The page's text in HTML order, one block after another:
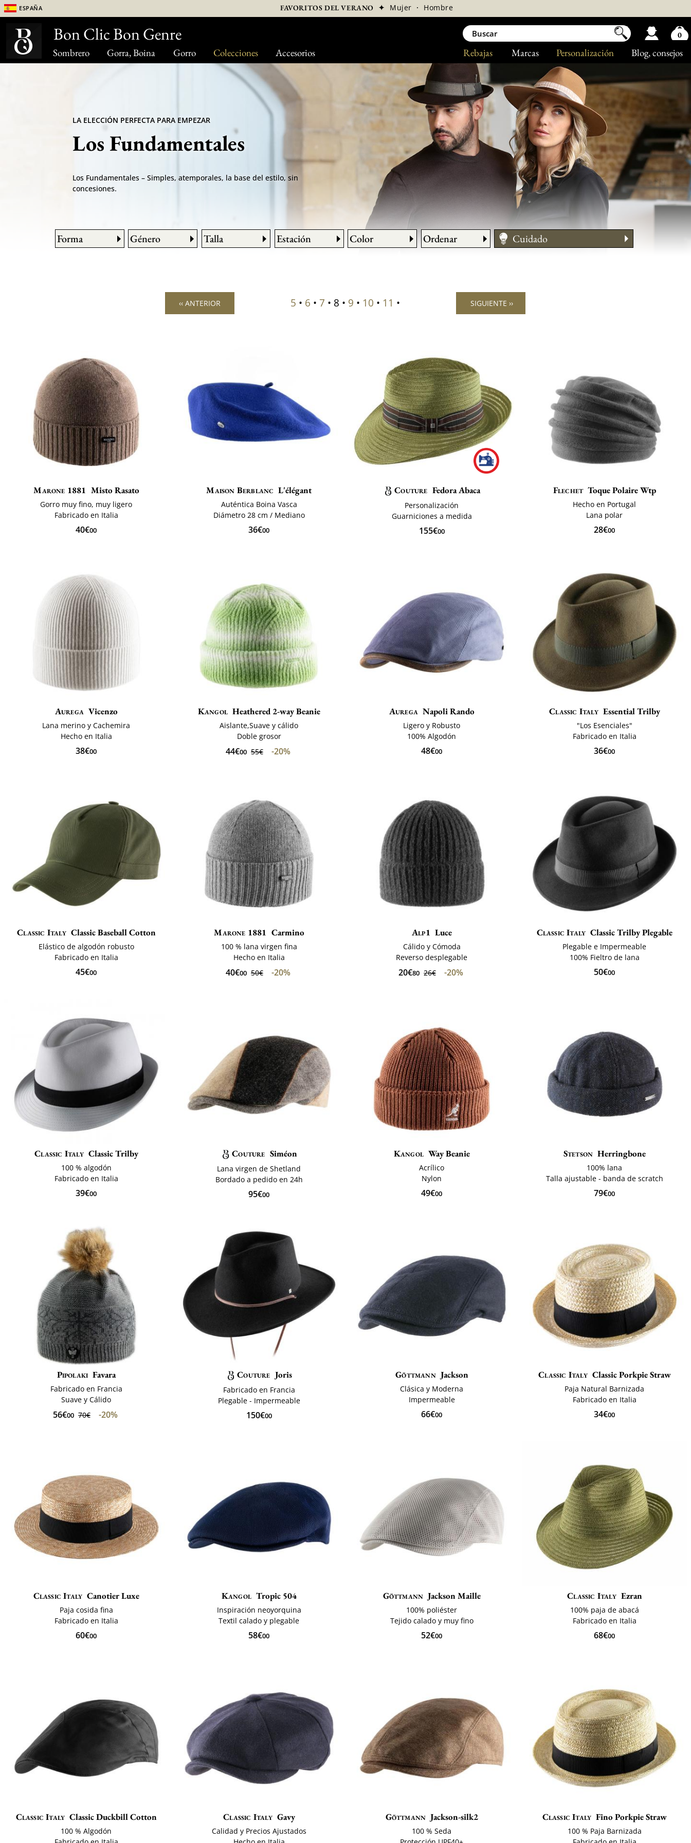
Sombrero Gorra, Boina Gorro Colecciones Accesorios Blog, consejos
Personalización
Marcas
Rebajas
España FAVORITOS DEL VERANO ✦ Mujer · Hombre
LA ELECCIÓN PERFECTA PARA EMPEZAR
Los Fundamentales
Los Fundamentales – Simples, atemporales, la base del estilo, sin
concesiones.
Forma Género Talla Estación Color Ordenar
Cuidado
Medir su talla
‹‹ ANTERIOR 5 • 6 • 7 • 8 • 9 • 10 • 11 • SIGUIENTE ››
Marone 1881 Misto Rasato
Gorro muy fino, muy ligero
Fabricado en Italia
40€00
Maison Berblanc L'élégant
Auténtica Boina Vasca
Diámetro 28 cm / Mediano
36€00
Couture Fedora Abaca
Personalización
Guarniciones a medida
155€00
Flechet Toque Polaire Wtp
Hecho en Portugal
Lana polar
28€00
Aurega Vicenzo
Lana merino y Cachemira
Hecho en Italia
38€00
Kangol Heathered 2-way Beanie
Aislante,Suave y cálido
Doble grosor
44€00 55€ -20%
Aurega Napoli Rando
Ligero y Robusto
100% Algodón
48€00
Classic Italy Essential Trilby
"Los Esenciales"
Fabricado en Italia
36€00
Classic Italy Classic Baseball Cotton
Elástico de algodón robusto
Fabricado en Italia
45€00
Marone 1881 Carmino
100 % lana virgen fina
Hecho en Italia
40€00 50€ -20%
Alp1 Luce
Cálido y Cómoda
Reverso desplegable
20€80 26€ -20%
Classic Italy Classic Trilby Plegable
Plegable e Impermeable
100% Fieltro de lana
50€00
Classic Italy Classic Trilby
100 % algodón
Fabricado en Italia
39€00
Couture Siméon
Lana virgen de Shetland
Bordado a pedido en 24h
95€00
Kangol Way Beanie
Acrílico
Nylon
49€00
Stetson Herringbone
100% lana
Talla ajustable - banda de scratch
79€00
Pipolaki Favara
Fabricado en Francia
Suave y Cálido
56€00 70€ -20%
Couture Joris
Fabricado en Francia
Plegable - Impermeable
150€00
Göttmann Jackson
Clásica y Moderna
Impermeable
66€00
Classic Italy Classic Porkpie Straw
Paja Natural Barnizada
Fabricado en Italia
34€00
Classic Italy Canotier Luxe
Paja cosida fina
Fabricado en Italia
60€00
Kangol Tropic 504
Inspiración neoyorquina
Textil calado y plegable
58€00
Göttmann Jackson Maille
100% poliéster
Tejido calado y muy fino
52€00
Classic Italy Ezran
100% paja de abacá
Fabricado en Italia
68€00
Classic Italy Classic Duckbill Cotton
100 % Algodón
Classic Italy Gavy
Calidad y Precios Ajustados
Göttmann Jackson-silk2
100 % Seda
Classic Italy Fino Porkpie Straw
100 % Paja Barnizada
Bon Clic Bon Genre 0